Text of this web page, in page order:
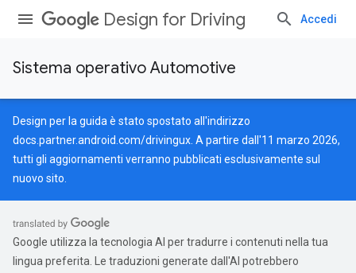
Design for Driving Accedi
Sistema operativo Automotive
Design per la guida è stato spostato all'indirizzo
docs.partner.android.com/drivingux . A partire dall'11 marzo 2026,
tutti gli aggiornamenti verranno pubblicati esclusivamente sul
nuovo sito.
Google utilizza la tecnologia AI per tradurre i contenuti nella tua
lingua preferita. Le traduzioni generate dall'AI potrebbero